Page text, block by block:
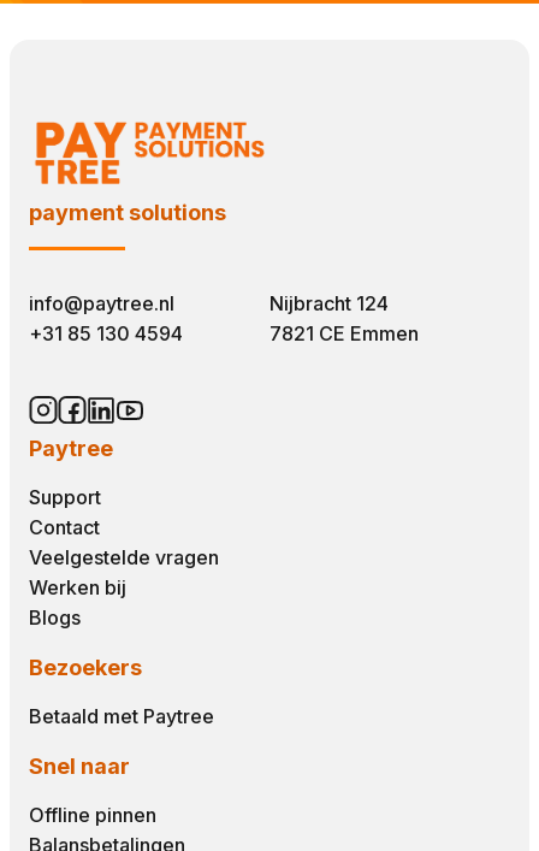
payment solutions
info@paytree.nl
+31 85 130 4594
Nijbracht 124
7821 CE Emmen
Paytree
Support
Contact
Veelgestelde vragen
Werken bij
Blogs
Bezoekers
Betaald met Paytree
Snel naar
Offline pinnen
Balansbetalingen